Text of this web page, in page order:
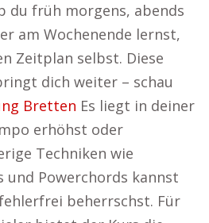
du früh morgens, abends
am Wochenende lernst,
Zeitplan selbst. Diese
dich weiter – schau
Bretten Es liegt in deiner
erhöhst oder
Techniken wie
und Powerchords kannst
beherrschst. Für